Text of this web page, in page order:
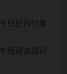
日栏目归集
题阅读路径